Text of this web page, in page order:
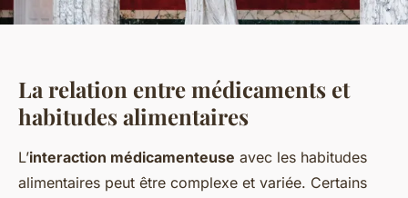
La relation entre médicaments et
habitudes alimentaires
L’interaction médicamenteuse avec les habitudes
alimentaires peut être complexe et variée. Certains